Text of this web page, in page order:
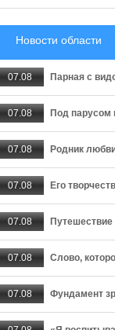
Новости области
07.08 Парная с
07.08 Под парусом
07.08 Родник
07.08 Его
07.08 Путешествие
07.08 Слово,
07.08 Фундамент